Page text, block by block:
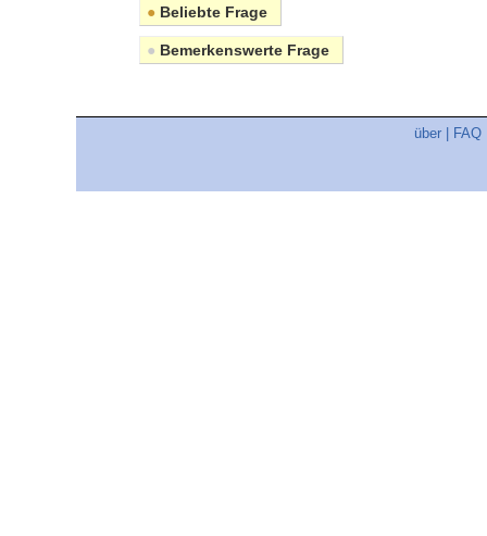
● Beliebte Frage
● Bemerkenswerte Frage
über FAQ